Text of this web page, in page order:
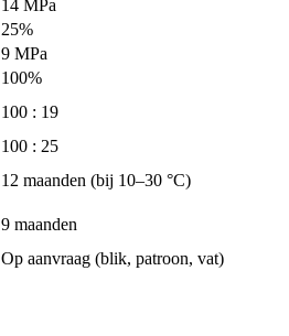
14 MPa
25%
9 MPa
100%
100 : 19
100 : 25
12 maanden (bij 10–30 °C)
9 maanden
Op aanvraag (blik, patroon, vat)